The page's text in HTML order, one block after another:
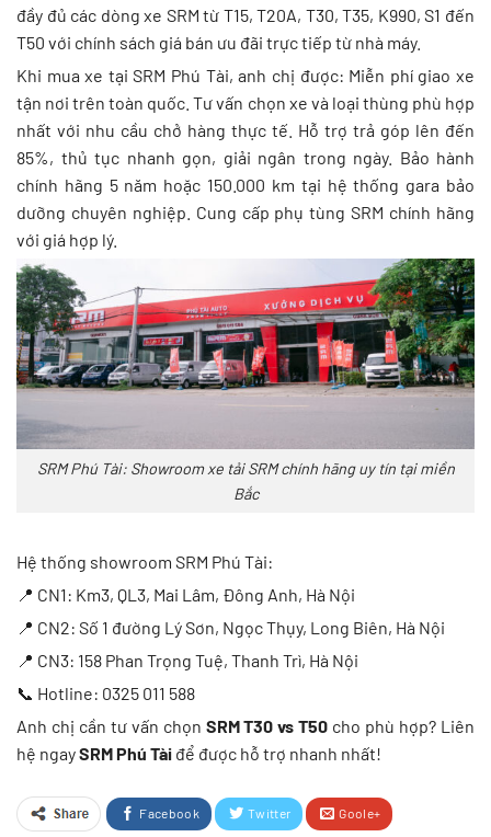
đầy đủ các dòng xe SRM từ T15, T20A, T30, T35, K990, S1 đến
T50 với chính sách giá bán ưu đãi trực tiếp từ nhà máy.
Khi mua xe tại SRM Phú Tài, anh chị được: Miễn phí giao xe
tận nơi trên toàn quốc. Tư vấn chọn xe và loại thùng phù hợp
nhất với nhu cầu chở hàng thực tế. Hỗ trợ trả góp lên đến
85%, thủ tục nhanh gọn, giải ngân trong ngày. Bảo hành
chính hãng 5 năm hoặc 150.000 km tại hệ thống gara bảo
dưỡng chuyên nghiệp. Cung cấp phụ tùng SRM chính hãng
với giá hợp lý.
SRM Phú Tài: Showroom xe tải SRM chính hãng uy tín tại miền
Bắc
Hệ thống showroom SRM Phú Tài:
📍 CN1: Km3, QL3, Mai Lâm, Đông Anh, Hà Nội
📍 CN2: Số 1 đường Lý Sơn, Ngọc Thụy, Long Biên, Hà Nội
📍 CN3: 158 Phan Trọng Tuệ, Thanh Trì, Hà Nội
📞 Hotline: 0325 011 588
Anh chị cần tư vấn chọn SRM T30 vs T50 cho phù hợp? Liên
hệ ngaySRM Phú Tài để được hỗ trợ nhanh nhất!
Facebook Twitter Goole+